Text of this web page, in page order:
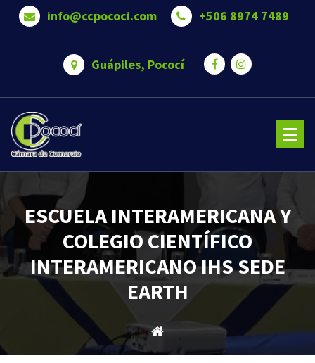
Saltar
info@ccpococi.com +506 8974 7489
Guápiles, Pococí
oportunidades a nuestros asociados.
ESCUELA INTERAMERICANA Y
COLEGIO CIENTÍFICO
INTERAMERICANO IHS SEDE
EARTH